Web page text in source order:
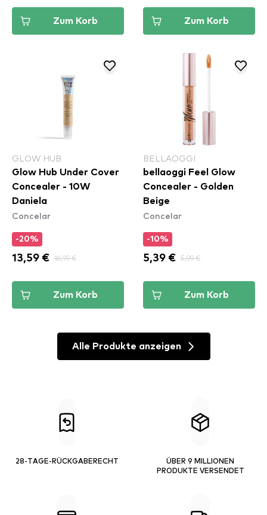
Zum Korb Zum Korb
GLOW HUB
Glow Hub Under Cover
Concealer - 10W
Daniela
Concelar
-20%
13,59 € 16,99 €
Zum Korb
BELLAOGGI
bellaoggi Feel Glow
Concealer - Golden
Beige
Concelar
-10%
5,39 € 5,99 €
Zum Korb
Alle Produkte anzeigen
28-TAGE-RÜCKGABERECHT
ÜBER 9 MILLIONEN
PRODUKTE VERSENDET